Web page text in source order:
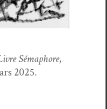
Sémaphore,
2025.